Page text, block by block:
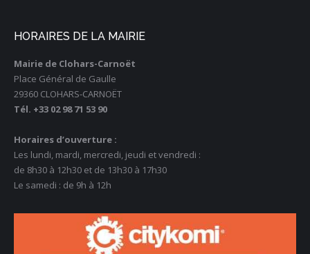
HORAIRES DE LA MAIRIE
Mairie de Clohars-Carnoët
Place Général de Gaulle
29360 CLOHARS-CARNOËT
Tél. +33 02 98 71 53 90
Horaires d’ouverture :
Les lundi, mardi, mercredi, jeudi et vendredi :
de 8h30 à 12h30 et de 13h30 à 17h30
Le samedi : de 9h à 12h